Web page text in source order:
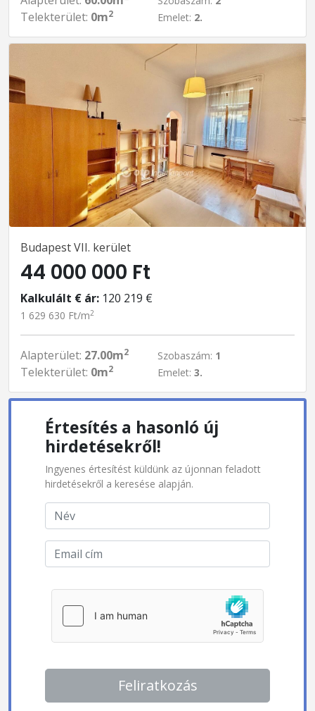
Telekterület: 0m2
Emelet: 2.
Budapest VII. kerület
44 000 000 Ft
Kalkulált € ár: 120 219 €
1 629 630 Ft/m2
Alapterület: 27.00m2
Telekterület: 0m2
Szobaszám: 1
Emelet: 3.
Értesítés a hasonló új
hirdetésekről!
Ingyenes értesítést küldünk az újonnan feladott
hirdetésekről a keresése alapján.
Feliratkozás